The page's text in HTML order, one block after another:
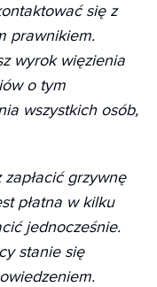
się z
prawnikiem.
wyrok więzienia
o tym
wszystkich osób,
grzywnę
płatna w kilku
jednocześnie.
stanie się